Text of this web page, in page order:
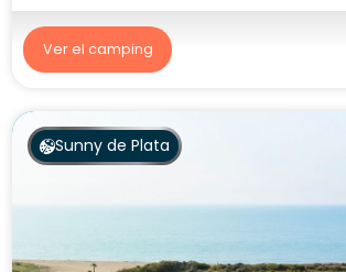
Ver el camping
Sunny de Plata